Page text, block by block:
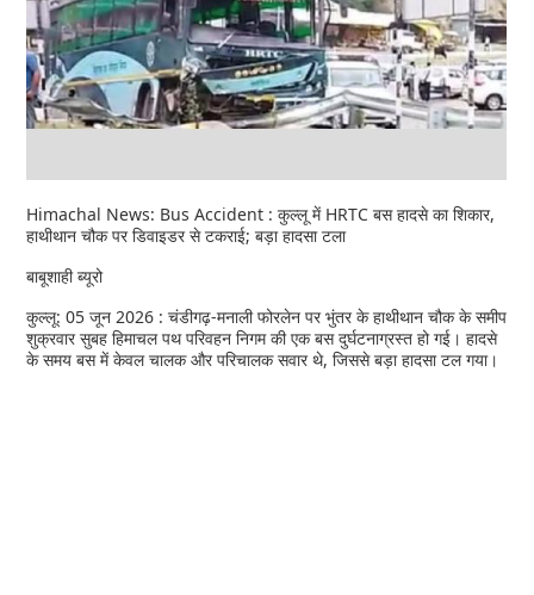
Himachal News: Bus Accident : कुल्लू में HRTC बस हादसे का शिकार,
हाथीथान चौक पर डिवाइडर से टकराई; बड़ा हादसा टला
बाबूशाही ब्यूरो
कुल्लू: 05 जून 2026 : चंडीगढ़-मनाली फोरलेन पर भुंतर के हाथीथान चौक के समीप
शुक्रवार सुबह हिमाचल पथ परिवहन निगम की एक बस दुर्घटनाग्रस्त हो गई। हादसे
के समय बस में केवल चालक और परिचालक सवार थे, जिससे बड़ा हादसा टल गया।